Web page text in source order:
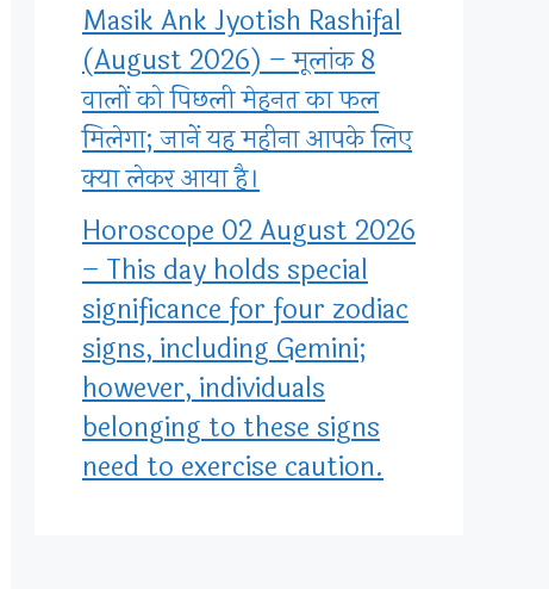
Masik Ank Jyotish Rashifal
(August 2026) – मूलांक 8
वालों को पिछली मेहनत का फल
मिलेगा; जानें यह महीना आपके लिए
क्या लेकर आया है।
Horoscope 02 August 2026
– This day holds special
significance for four zodiac
signs, including Gemini;
however, individuals
belonging to these signs
need to exercise caution.